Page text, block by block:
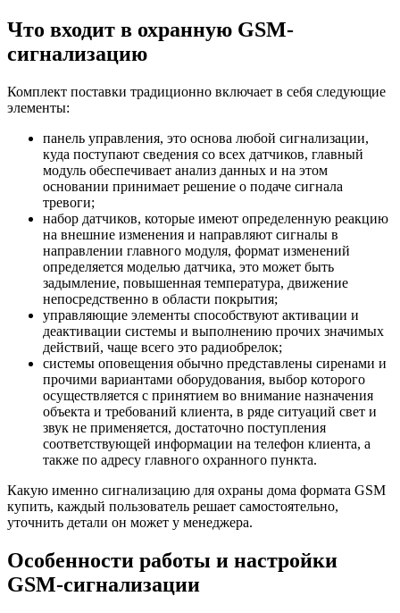
Что входит в охранную GSM-
сигнализацию
Комплект поставки традиционно включает в себя следующие
элементы:
панель управления, это основа любой сигнализации,
куда поступают сведения со всех датчиков, главный
модуль обеспечивает анализ данных и на этом
основании принимает решение о подаче сигнала
тревоги;
набор датчиков, которые имеют определенную реакцию
на внешние изменения и направляют сигналы в
направлении главного модуля, формат изменений
определяется моделью датчика, это может быть
задымление, повышенная температура, движение
непосредственно в области покрытия;
управляющие элементы способствуют активации и
деактивации системы и выполнению прочих значимых
действий, чаще всего это радиобрелок;
системы оповещения обычно представлены сиренами и
прочими вариантами оборудования, выбор которого
осуществляется с принятием во внимание назначения
объекта и требований клиента, в ряде ситуаций свет и
звук не применяется, достаточно поступления
соответствующей информации на телефон клиента, а
также по адресу главного охранного пункта.
Какую именно сигнализацию для охраны дома формата GSM
купить, каждый пользователь решает самостоятельно,
уточнить детали он может у менеджера.
Особенности работы и настройки
GSM-сигнализации